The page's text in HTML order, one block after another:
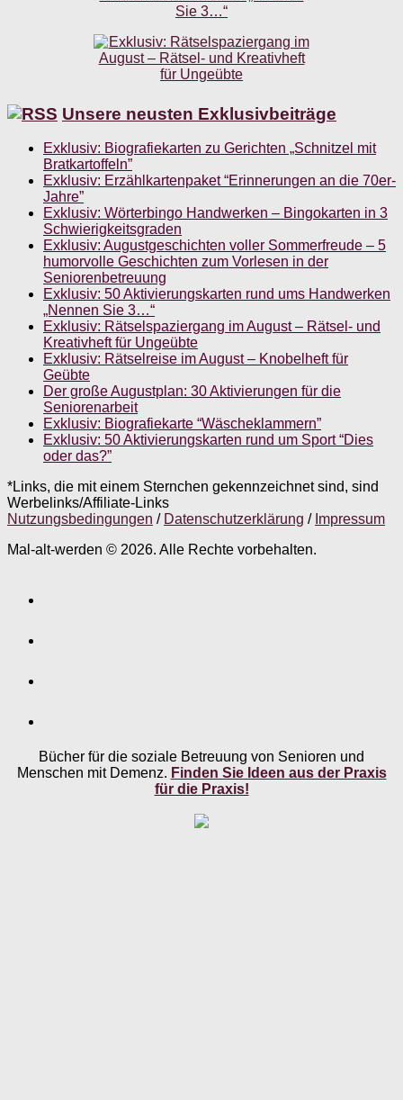
Unsere neusten Exklusivbeiträge
Exklusiv: Biografiekarten zu Gerichten „Schnitzel mit
Bratkartoffeln”
Exklusiv: Erzählkartenpaket “Erinnerungen an die 70er-
Jahre”
Exklusiv: Wörterbingo Handwerken – Bingokarten in 3
Schwierigkeitsgraden
Exklusiv: Augustgeschichten voller Sommerfreude – 5
humorvolle Geschichten zum Vorlesen in der
Seniorenbetreuung
Exklusiv: 50 Aktivierungskarten rund ums Handwerken
„Nennen Sie 3…“
Exklusiv: Rätselspaziergang im August – Rätsel- und
Kreativheft für Ungeübte
Exklusiv: Rätselreise im August – Knobelheft für
Geübte
Der große Augustplan: 30 Aktivierungen für die
Seniorenarbeit
Exklusiv: Biografiekarte “Wäscheklammern”
Exklusiv: 50 Aktivierungskarten rund um Sport “Dies
oder das?”
*Links, die mit einem Sternchen gekennzeichnet sind, sind
Werbelinks/Affiliate-Links
Nutzungsbedingungen / Datenschutzerklärung / Impressum
Mal-alt-werden © 2026. Alle Rechte vorbehalten.
Bücher für die soziale Betreuung von Senioren und
Menschen mit Demenz. Finden Sie Ideen aus der Praxis
für die Praxis!